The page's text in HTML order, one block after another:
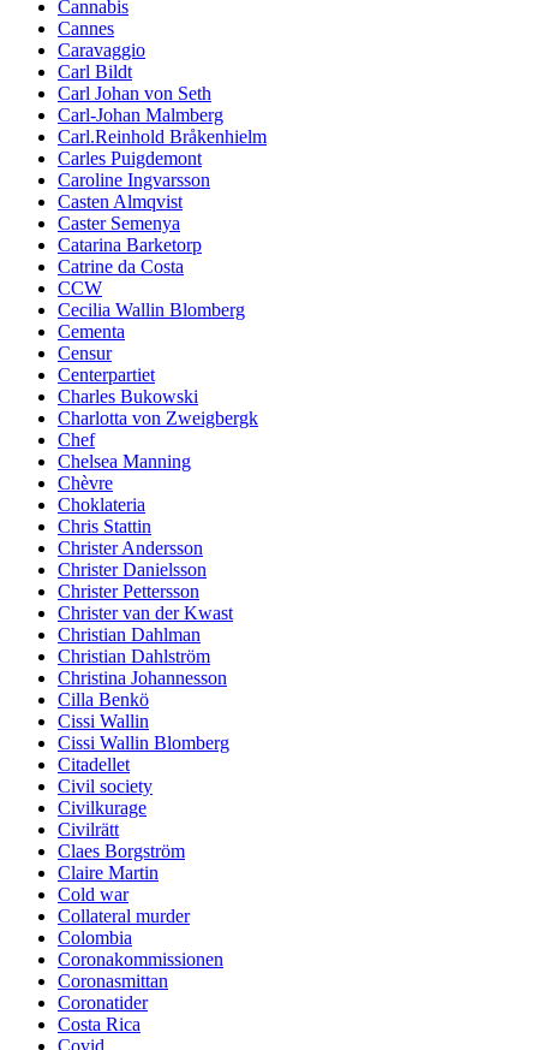
Cannabis
Cannes
Caravaggio
Carl Bildt
Carl Johan von Seth
Carl-Johan Malmberg
Carl.Reinhold Bråkenhielm
Carles Puigdemont
Caroline Ingvarsson
Casten Almqvist
Caster Semenya
Catarina Barketorp
Catrine da Costa
CCW
Cecilia Wallin Blomberg
Cementa
Censur
Centerpartiet
Charles Bukowski
Charlotta von Zweigbergk
Chef
Chelsea Manning
Chèvre
Choklateria
Chris Stattin
Christer Andersson
Christer Danielsson
Christer Pettersson
Christer van der Kwast
Christian Dahlman
Christian Dahlström
Christina Johannesson
Cilla Benkö
Cissi Wallin
Cissi Wallin Blomberg
Citadellet
Civil society
Civilkurage
Civilrätt
Claes Borgström
Claire Martin
Cold war
Collateral murder
Colombia
Coronakommissionen
Coronasmittan
Coronatider
Costa Rica
Covid